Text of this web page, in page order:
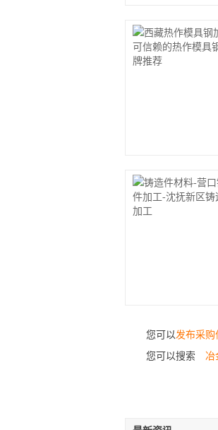
您可以发布采购
您可以搜索
冶